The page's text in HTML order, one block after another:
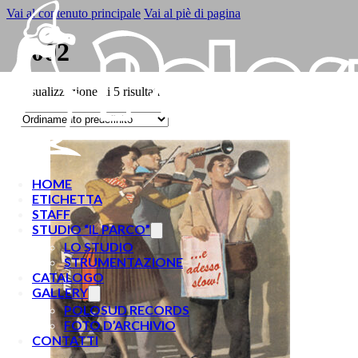
Vai al contenuto principale Vai al piè di pagina
HOME
ETICHETTA
STAFF
STUDIO “IL PARCO”
LO STUDIO
STRUMENTAZIONE
CATALOGO
GALLERY
POLOSUD RECORDS
FOTO D’ARCHIVIO
CONTATTI
2002
Visualizzazione di 5 risultati